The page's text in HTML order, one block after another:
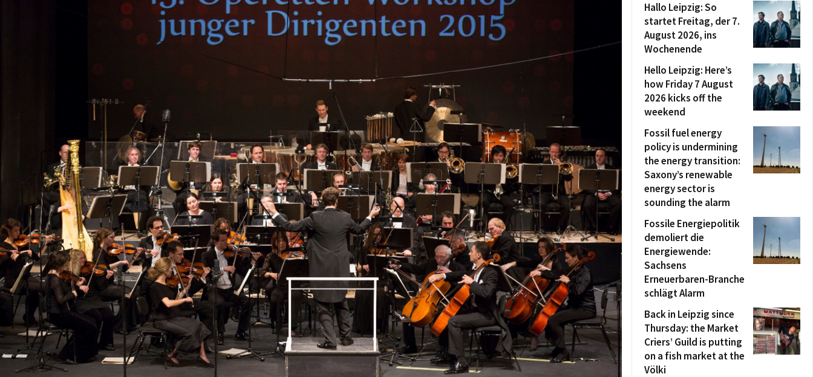
Hallo Leipzig: So
startet Freitag, der 7.
August 2026, ins
Wochenende
Hello Leipzig: Here’s
how Friday 7 August
2026 kicks off the
weekend
Fossil fuel energy
policy is undermining
the energy transition:
Saxony’s renewable
energy sector is
sounding the alarm
Fossile Energiepolitik
demoliert die
Energiewende:
Sachsens
Erneuerbaren-Branche
schlägt Alarm
Back in Leipzig since
Thursday: the Market
Criers’ Guild is putting
on a fish market at the
Völki